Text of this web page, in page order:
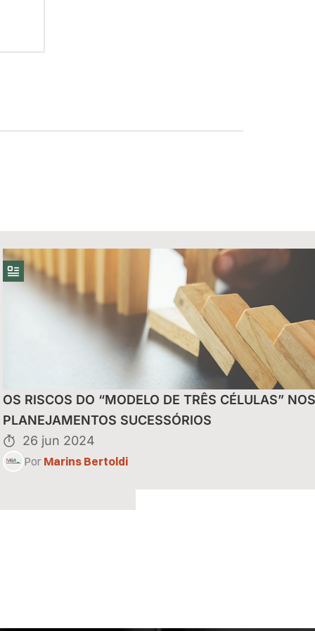
do Reintegra
de
OS RISCOS DO “MODELO DE TRÊS CÉLULAS”
PLANEJAMENTOS SUCESSÓRIOS
26 jun 2024
Por Marins Bertoldi